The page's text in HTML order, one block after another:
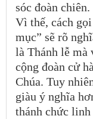
sóc đoàn chiên.
Vì thế, cách
mục” sẽ rõ
là Thánh lễ mà
cộng đoàn cử
Chúa. Tuy
giàu ý nghĩa
thánh chức linh